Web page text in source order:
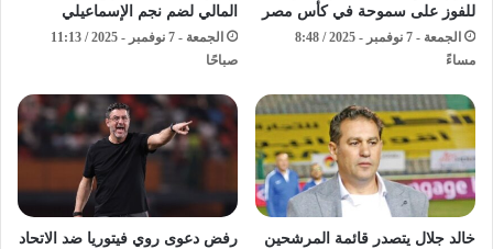
للفوز على سموحة في كأس مصر
الجمعة - 7 نوفمبر - 2025 / 8:48
مساءً
المالي لضم نجم الإسماعيلي
الجمعة - 7 نوفمبر - 2025 / 11:13
صباحًا
خالد جلال يتصدر قائمة المرشحين
رفض دعوى روي فيتوريا ضد الاتحاد